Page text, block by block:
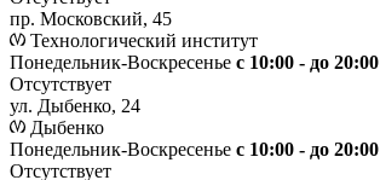
пр. Московский, 45
Технологический институт
Понедельник-Воскресенье с 10:00 - до 20:00
Отсутствует
ул. Дыбенко, 24
Дыбенко
Понедельник-Воскресенье с 10:00 - до 20:00
Отсутствует